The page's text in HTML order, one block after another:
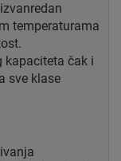
temperaturama
kapaciteta čak i
sve klase